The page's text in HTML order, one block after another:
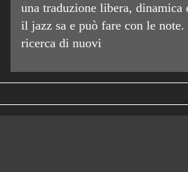
una traduzione libera, dinamica
il jazz sa e può fare con le
ricerca di nuovi